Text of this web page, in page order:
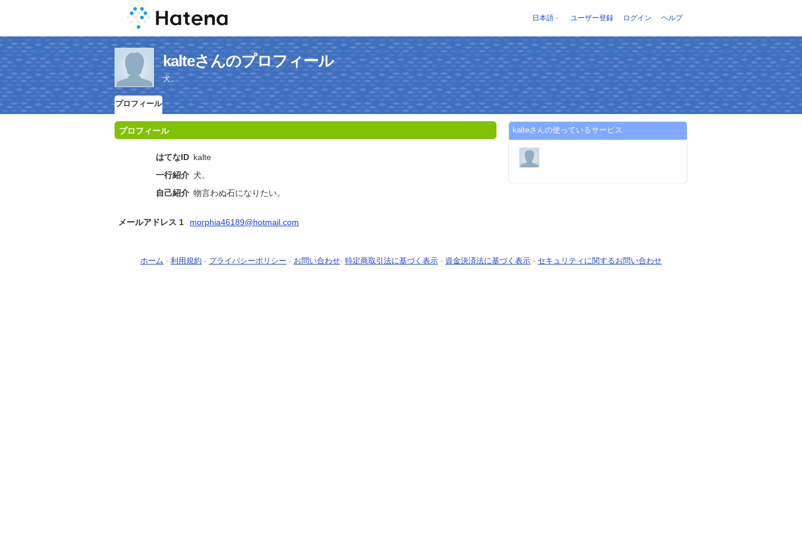
日本語 ユーザー登録 ログイン ヘルプ
kalteさんのプロフィール
犬。
プロフィール
プロフィール
はてなID kalte
一行紹介 犬。
自己紹介 物言わぬ石になりたい。
メールアドレス 1 morphia46189@hotmail.com
kalteさんの使っているサービス
ホーム - 利用規約 - プライバシーポリシー - お問い合わせ- 特定商取引法に基づく表示 - 資金決済法に基づく表示 - セキュリティに関するお問い合わせ